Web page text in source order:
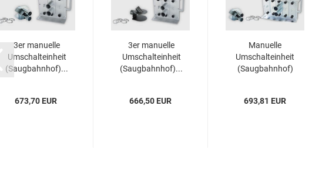
3er manuelle
Umschalteinheit
(Saugbahnhof)...
673,70 EUR
3er manuelle
Umschalteinheit
(Saugbahnhof)...
666,50 EUR
Manuelle
Umschalteinheit
(Saugbahnhof)
693,81 EUR